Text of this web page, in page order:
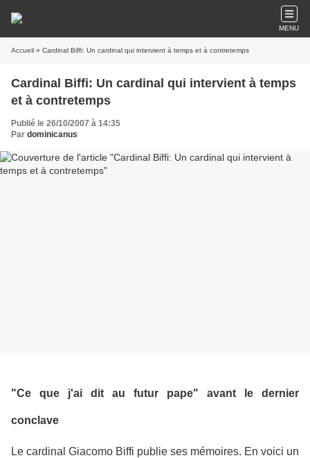
MENU
Accueil » Cardinal Biffi: Un cardinal qui intervient à temps et à contretemps
Cardinal Biffi: Un cardinal qui intervient à temps
et à contretemps
Publié le 26/10/2007 à 14:35
Par dominicanus
"Ce que j'ai dit au futur pape" avant le dernier
conclave
Le cardinal Giacomo Biffi publie ses mémoires. En voici un